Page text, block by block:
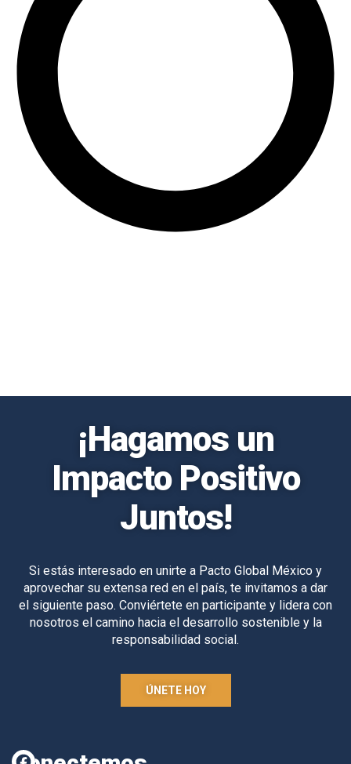
¡Hagamos un
Impacto Positivo
Juntos!
Si estás interesado en unirte a Pacto Global México y
aprovechar su extensa red en el país, te invitamos a dar
el siguiente paso. Conviértete en participante y lidera con
nosotros el camino hacia el desarrollo sostenible y la
responsabilidad social.
ÚNETE HOY